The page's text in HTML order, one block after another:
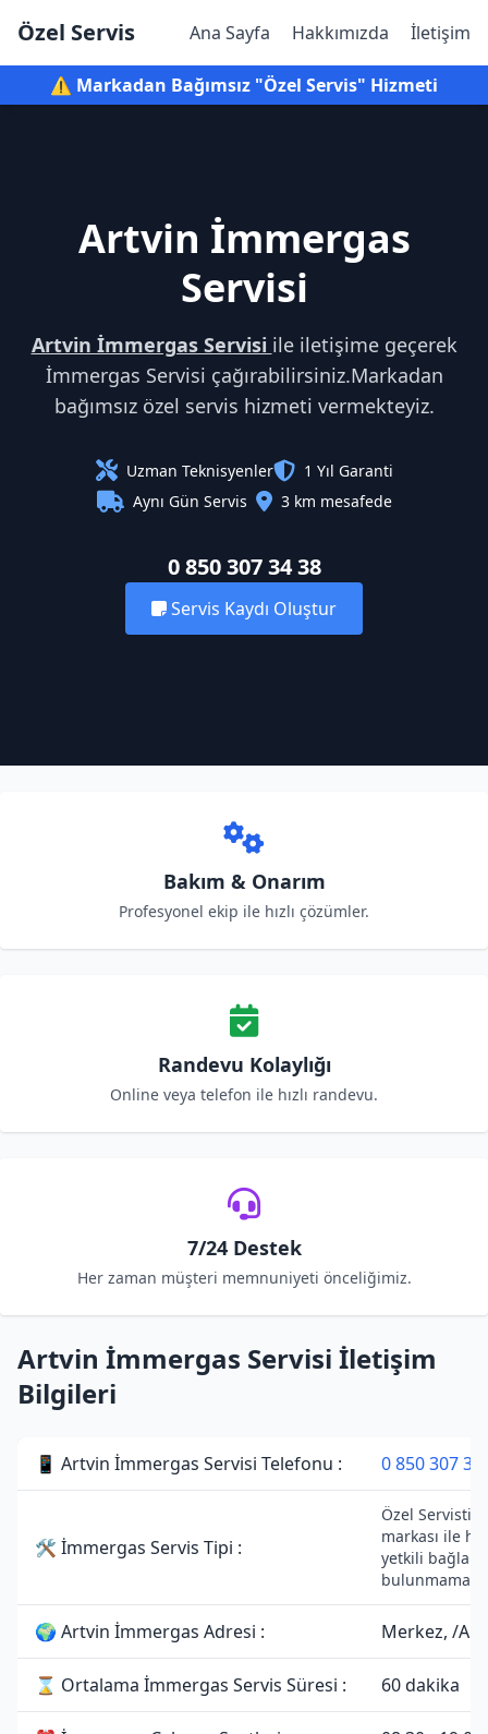
Özel Servis Ana Sayfa Hakkımızda İletişim
⚠️ Markadan Bağımsız "Özel Servis" Hizmeti
Artvin İmmergas
Servisi
Artvin İmmergas Servisi ile iletişime geçerek
İmmergas Servisi çağırabilirsiniz.Markadan
bağımsız özel servis hizmeti vermekteyiz.
Uzman Teknisyenler
1 Yıl Garanti
Aynı Gün Servis
3 km mesafede
0 850 307 34 38
Servis Kaydı Oluştur
Bakım & Onarım
Profesyonel ekip ile hızlı çözümler.
Randevu Kolaylığı
Online veya telefon ile hızlı randevu.
7/24 Destek
Her zaman müşteri memnuniyeti önceliğimiz.
Artvin İmmergas Servisi İletişim
Bilgileri
📱 Artvin İmmergas Servisi Telefonu : 0 850 307 34
🛠 İmmergas Servis Tipi :
Özel
markası ile
yetkili
🌍 Artvin İmmergas Adresi : Merkez, /
⌛ Ortalama İmmergas Servis Süresi : 60 dakika